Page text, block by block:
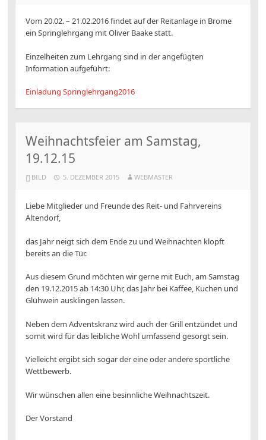
Vom 20.02. – 21.02.2016 findet auf der Reitanlage in Brome
ein Springlehrgang mit Oliver Baake statt.
Einzelheiten zum Lehrgang sind in der angefügten
Information aufgeführt:
Einladung Springlehrgang2016
Weihnachtsfeier am Samstag,
19.12.15
BILD 5. DEZEMBER 2015 WEBMASTER
Liebe Mitglieder und Freunde des Reit- und Fahrvereins
Altendorf,
das Jahr neigt sich dem Ende zu und Weihnachten klopft
bereits an die Tür.
Aus diesem Grund möchten wir gerne mit Euch, am Samstag
den 19.12.2015 ab 14:30 Uhr, das Jahr bei Kaffee, Kuchen und
Glühwein ausklingen lassen.
Neben dem Adventskranz wird auch der Grill entzündet und
somit wird für das leibliche Wohl umfassend gesorgt sein.
Vielleicht ergibt sich sogar der eine oder andere sportliche
Wettbewerb.
Wir wünschen allen eine besinnliche Weihnachtszeit.
Der Vorstand